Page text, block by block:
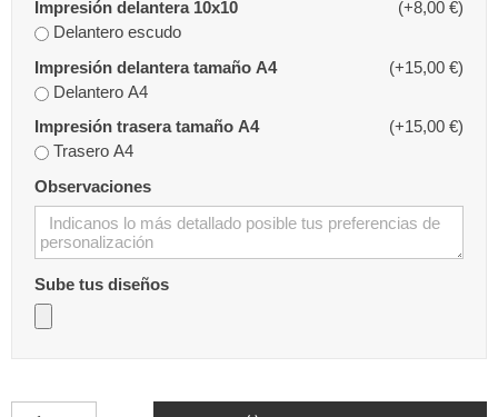
Impresión delantera 10x10
(+8,00 €)
Delantero escudo
Impresión delantera tamaño A4
(+15,00 €)
Delantero A4
Impresión trasera tamaño A4
(+15,00 €)
Trasero A4
Observaciones
Sube tus diseños